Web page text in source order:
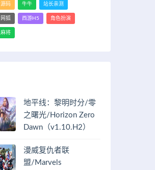
源码 牛牛 站长亲测
网狐 西游H5 角色扮演
麻将
地平线：黎明时分/零
之曙光/Horizon Zero
Dawn（v1.10.H2）
漫威复仇者联
盟/Marvels